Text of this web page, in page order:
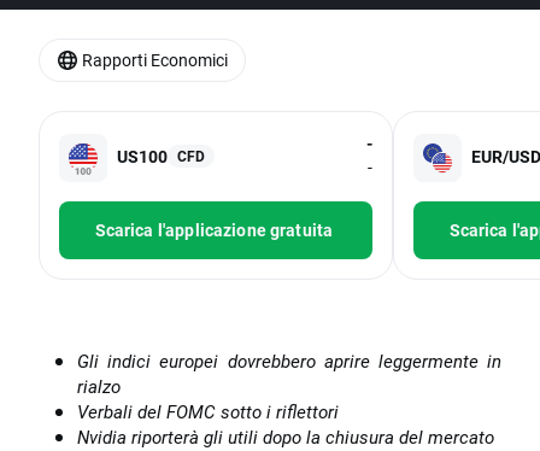
US100 CFD
-
-
Scarica l'applicazione gratuita
EUR/USD
Scarica
Gli indici europei dovrebbero aprire leggermente in
rialzo
Verbali del FOMC sotto i riflettori
Nvidia riporterà gli utili dopo la chiusura del mercato
Rapporti Economici